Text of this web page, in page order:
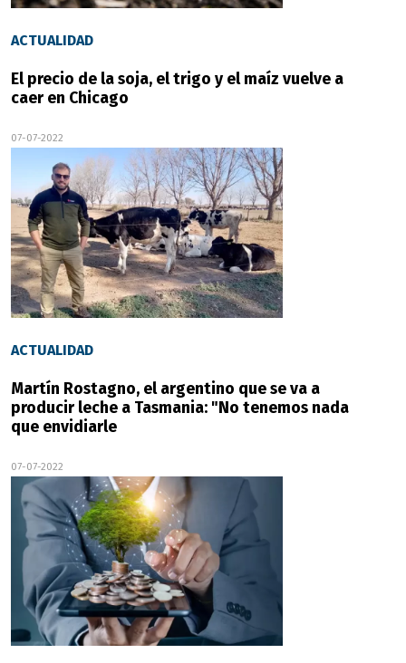
ACTUALIDAD
El precio de la soja, el trigo y el maíz vuelve a
caer en Chicago
07-07-2022
ACTUALIDAD
Martín Rostagno, el argentino que se va a
producir leche a Tasmania: "No tenemos nada
que envidiarle
07-07-2022